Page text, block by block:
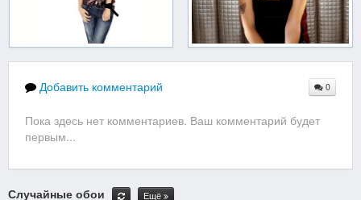
Добавить комментарий 0
Пока здесь нет комментариев. Ваш комментарий будет
первым...
Случайные обои Ещё